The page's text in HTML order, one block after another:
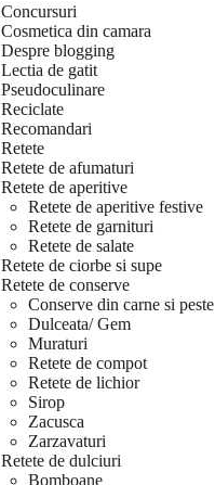
Concursuri
Cosmetica din camara
Despre blogging
Lectia de gatit
Pseudoculinare
Reciclate
Recomandari
Retete
Retete de afumaturi
Retete de aperitive
Retete de aperitive festive
Retete de garnituri
Retete de salate
Retete de ciorbe si supe
Retete de conserve
Conserve din carne si peste
Dulceata/ Gem
Muraturi
Retete de compot
Retete de lichior
Sirop
Zacusca
Zarzavaturi
Retete de dulciuri
Bomboane